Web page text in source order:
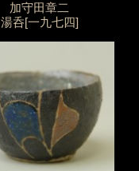
加守田章二
湯呑[一九七四]